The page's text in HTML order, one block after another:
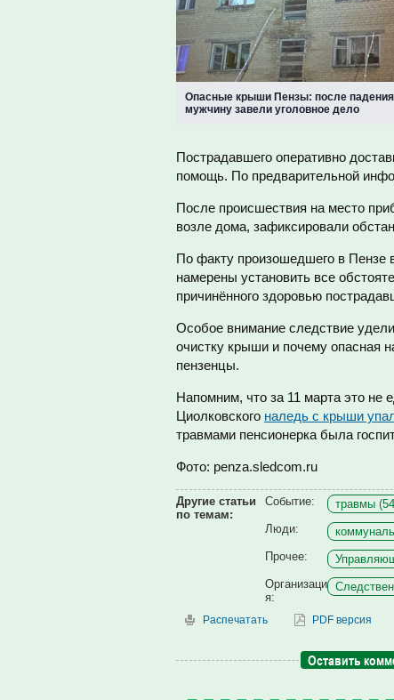
Опасные крыши Пензы: после
мужчину завели уголовное дело
Пострадавшего оперативно
помощь. По предварительной
После происшествия на место
возле дома, зафиксировали
По факту произошедшего в Пензе
намерены установить все
причинённого здоровью
Особое внимание следствие
очистку крыши и почему опасная
пензенцы.
Напомним, что за 11 марта это не
Циолковского наледь с крыши
травмами пенсионерка была
Фото: penza.sledcom.ru
Другие статьи
по темам:
Событие:
травмы
Люди:
Прочее:
Организаци
я:
Распечатать PDF версия
Оставить